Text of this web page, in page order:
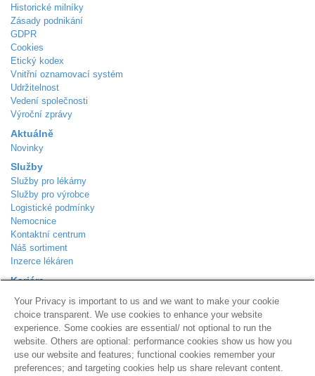
Historické milníky
Zásady podnikání
GDPR
Cookies
Etický kodex
Vnitřní oznamovací systém
Udržitelnost
Vedení společnosti
Výroční zprávy
Aktuálně
Novinky
Služby
Služby pro lékárny
Služby pro výrobce
Logistické podmínky
Nemocnice
Kontaktní centrum
Náš sortiment
Inzerce lékáren
Kariéra
Kontakt
Podle Trati 624/7
Praha 10 - Malešice
108 00
Zákaznická linka 800 310 101
Your Privacy is important to us and we want to make your cookie
choice transparent. We use cookies to enhance your website
experience. Some cookies are essential/ not optional to run the
website. Others are optional: performance cookies show us how you
use our website and features; functional cookies remember your
preferences; and targeting cookies help us share relevant content.